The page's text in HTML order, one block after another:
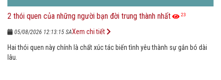
2 thói quen của những người bạn đời trung thành nhất 23
05/08/2026 12:13:15 SA
Hai thói quen này chính là chất xúc tác biến tình yêu thành sự gắn bó dài
lâu.
Xem chi tiết